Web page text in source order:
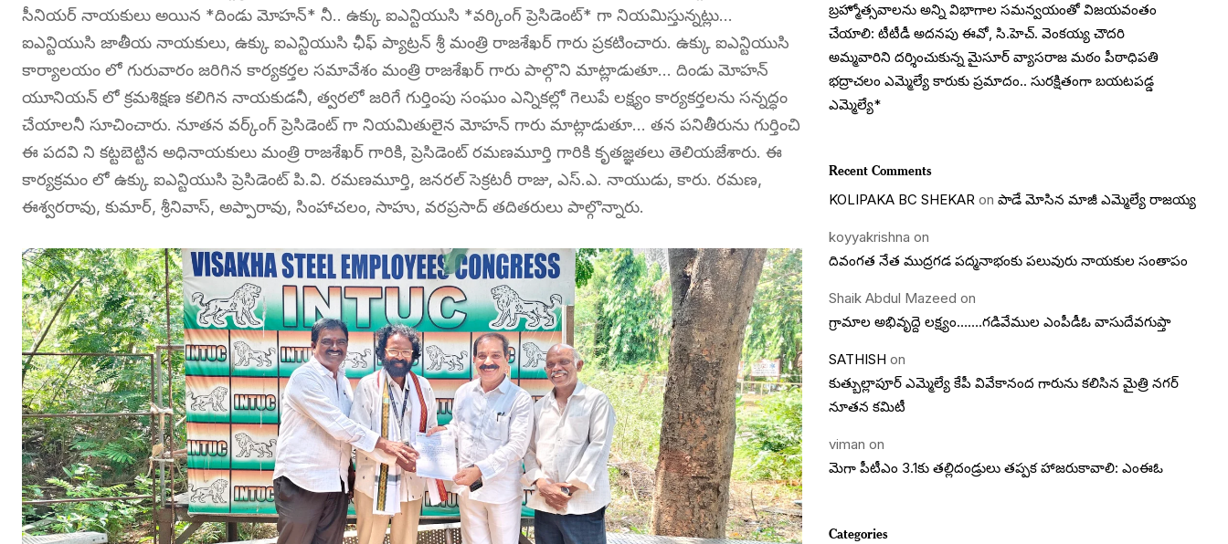
సీనియర్ నాయకులు అయిన *దిండు మోహన్* నీ.. ఉక్కు ఐఎన్టియుసి *వర్కింగ్ ప్రెసిడెంట్* గా నియమిస్తున్నట్లు…
ఐఎన్టియుసి జాతీయ నాయకులు, ఉక్కు ఐఎన్టియుసి ఛీఫ్ ప్యాట్రన్ శ్రీ మంత్రి రాజశేఖర్ గారు ప్రకటించారు. ఉక్కు ఐఎన్టియుసి
కార్యాలయం లో గురువారం జరిగిన కార్యకర్తల సమావేశం మంత్రి రాజశేఖర్ గారు పాల్గొని మాట్లాడుతూ… దిండు మోహన్
యూనియన్ లో క్రమశిక్షణ కలిగిన నాయకుడనీ, త్వరలో జరిగే గుర్తింపు సంఘం ఎన్నికల్లో గెలుపే లక్ష్యం కార్యకర్తలను సన్నద్ధం
చేయాలనీ సూచించారు. నూతన వర్క్ంగ్ ప్రెసిడెంట్ గా నియమితులైన మోహన్ గారు మాట్లాడుతూ… తన పనితీరును గుర్తించి
ఈ పదవి ని కట్టబెట్టిన అధినాయకులు మంత్రి రాజశేఖర్ గారికి, ప్రెసిడెంట్ రమణమూర్తి గారికి కృతజ్ఞతలు తెలియజేశారు. ఈ
కార్యక్రమం లో ఉక్కు ఐఎన్టియుసి ప్రెసిడెంట్ పి.వి. రమణమూర్తి, జనరల్ సెక్రటరీ రాజు, ఎస్.ఎ. నాయుడు, కారు. రమణ,
ఈశ్వరరావు, కుమార్, శ్రీనివాస్, అప్పారావు, సింహాచలం, సాహు, వరప్రసాద్ తదితరులు పాల్గొన్నారు.
బ్రహ్మోత్సవాలను అన్ని విభాగాల సమన్వయంతో విజయవంతం
చేయాలి: టీటీడీ అదనపు ఈవో, సి.హెచ్. వెంకయ్య చౌదరి
అమ్మవారిని దర్శించుకున్న మైసూర్ వ్యాసరాజ మఠం పీఠాధిపతి
భద్రాచలం ఎమ్మెల్యే కారుకు ప్రమాదం.. సురక్షితంగా బయటపడ్డ
ఎమ్మెల్యే*
Recent Comments
KOLIPAKA BC SHEKAR onపాడే మోసిన మాజీ ఎమ్మెల్యే రాజయ్య
koyyakrishna on
దివంగత నేత ముద్రగడ పద్మనాభంకు పలువురు నాయకుల సంతాపం
Shaik Abdul Mazeed on
గ్రామాల అభివృద్దె లక్ష్యం…….గడివేముల ఎంపీడీఓ వాసుదేవగుప్తా
SATHISH on
కుత్బుల్లాపూర్ ఎమ్మెల్యే కేపీ వివేకానంద గారును కలిసిన మైత్రి నగర్
నూతన కమిటీ
viman on
మెగా పీటీఎం 3.1కు తల్లిదండ్రులు తప్పక హాజరుకావాలి: ఎంఈఓ
Categories